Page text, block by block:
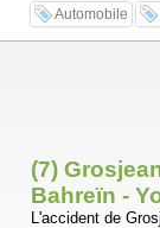
Automobile
(7)
Bahreïn -
L'accident de